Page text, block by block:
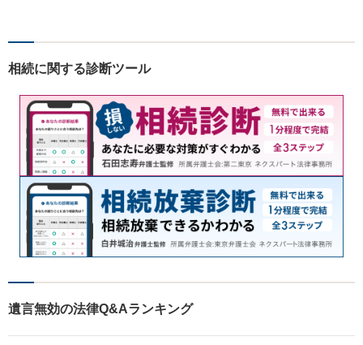
の喜びです。お困りの際はお
全個室対応】
相続に関する診断ツール
遺言無効の法律Q&Aランキング